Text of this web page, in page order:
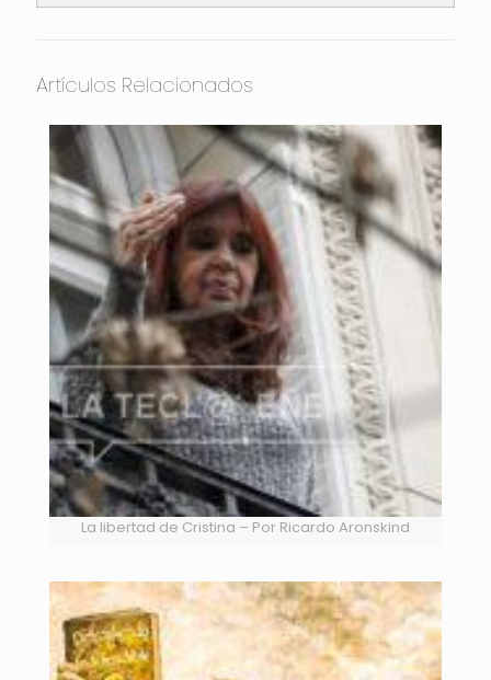
Artículos Relacionados
La libertad de Cristina – Por Ricardo Aronskind